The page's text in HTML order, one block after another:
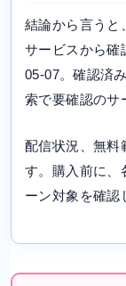
結論から言うと
サービスから確
05-07。確認済
索で要確認のサ
配信状況、無料
す。購入前に、
ーン対象を確認